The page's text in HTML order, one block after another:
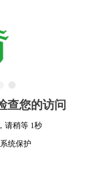
查您的访问
请稍等 1秒
统保护